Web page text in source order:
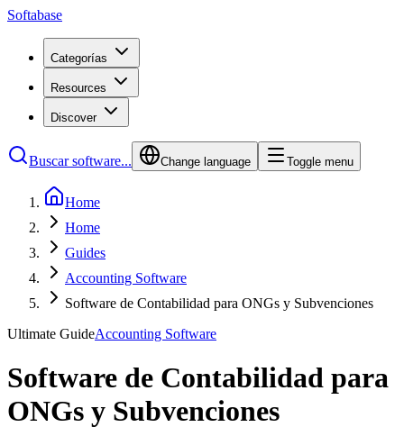
Softabase
Categorías
Resources
Discover
Buscar software... Change language Toggle menu
Home
Home
Guides
Accounting Software
Software de Contabilidad para ONGs y Subvenciones
Ultimate GuideAccounting Software
Software de Contabilidad para
ONGs y Subvenciones